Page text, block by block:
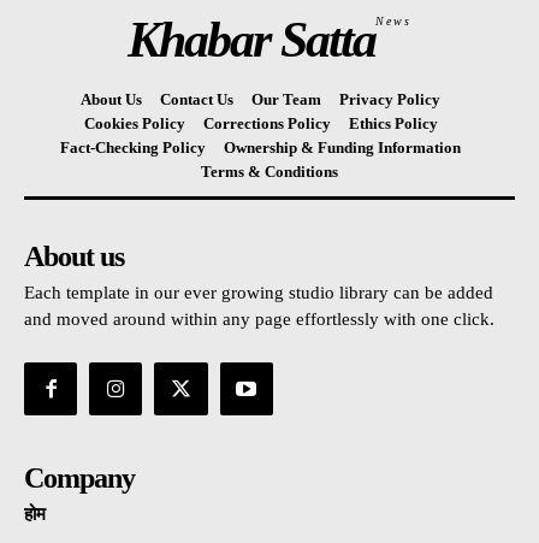
Khabar SattaNews
About Us Contact Us Our Team
Privacy Policy
Cookies Policy
Corrections Policy
Ethics Policy
Fact-Checking Policy
Ownership & Funding Information
Terms & Conditions
About us
Each template in our ever growing studio library can be added
and moved around within any page effortlessly with one click.
Company
होम